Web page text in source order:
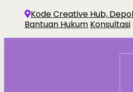
Kode Creative Hub,
Bantuan Hukum Konsultasi